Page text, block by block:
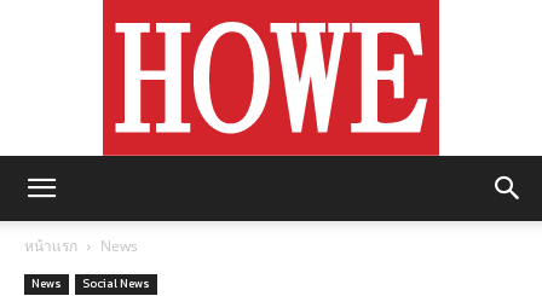
หน้าแรก News
News Social News